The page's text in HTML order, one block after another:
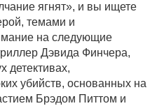
ягнят», и вы ищете
темами и
на следующие
Дэвида Финчера,
детективах,
убийств, основанных на
Брэдом Питтом и